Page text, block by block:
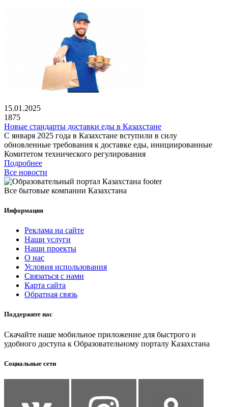
15.01.2025
1875
Новые стандарты доставки еды в Казахстане
С января 2025 года в Казахстане вступили в силу
обновленные требования к доставке еды, инициированные
Комитетом технического регулирования
Подробнее
Все новости
Все бытовые компании Казахстана
Информация
Реклама на сайте
Наши услуги
Наши проекты
О нас
Условия использования
Связаться с нами
Карта сайта
Обратная связь
Поддержите нас
Скачайте наше мобильное приложение для быстрого и
удобного доступа к Образовательному порталу Казахстана
Социальные сети